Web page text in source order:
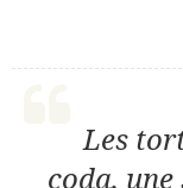
Les
coda,